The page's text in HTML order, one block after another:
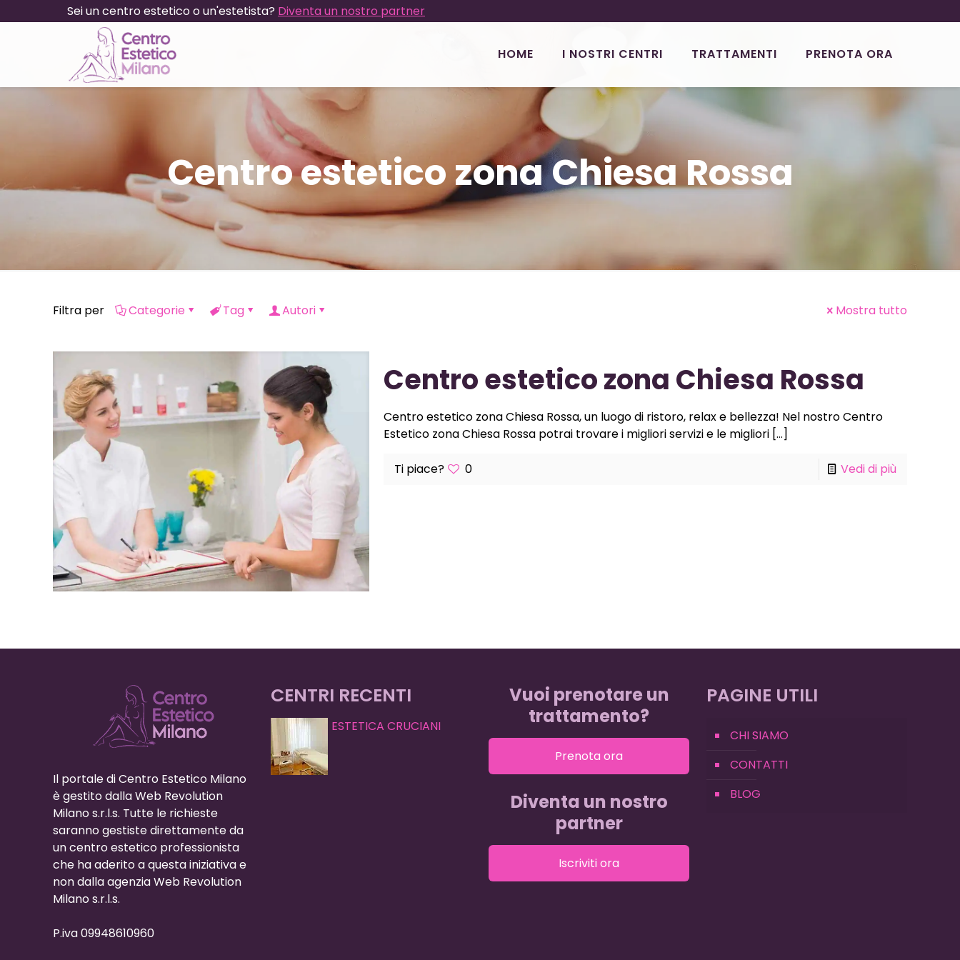
Sei un centro estetico o un'estetista? Diventa un nostro partner
HOME I NOSTRI CENTRI TRATTAMENTI PRENOTA ORA
Centro estetico zona Chiesa Rossa
Filtra per Categorie Tag Autori Mostra tutto
Centro estetico zona Chiesa Rossa
Centro estetico zona Chiesa Rossa, un luogo di ristoro, relax e bellezza! Nel nostro Centro
Estetico zona Chiesa Rossa potrai trovare i migliori servizi e le migliori[…]
Ti piace? 0 Vedi di più
Il portale di Centro Estetico Milano
è gestito dalla Web Revolution
Milano s.r.l.s. Tutte le richieste
saranno gestiste direttamente da
un centro estetico professionista
che ha aderito a questa iniziativa e
non dalla agenzia Web Revolution
Milano s.r.l.s.
P.iva 09948610960
CENTRI RECENTI
ESTETICA CRUCIANI
Vuoi prenotare un
trattamento?
Prenota ora
Diventa un nostro
partner
Iscriviti ora
PAGINE UTILI
CHI SIAMO
CONTATTI
BLOG